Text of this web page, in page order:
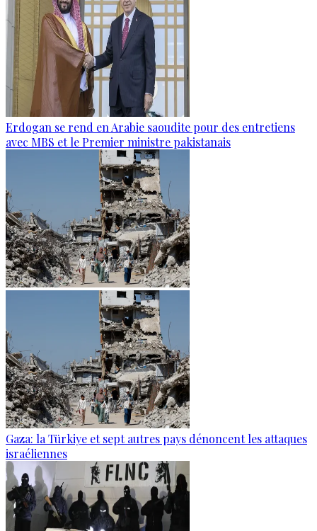
Erdogan se rend en Arabie saoudite pour des entretiens
avec MBS et le Premier ministre pakistanais
Gaza: la Türkiye et sept autres pays dénoncent les attaques
israéliennes